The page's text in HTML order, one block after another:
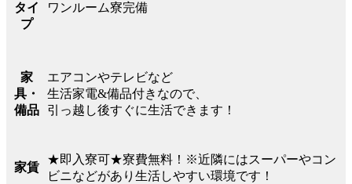
タイ
プ
ワンルーム寮完備
家
具・
備品
エアコンやテレビなど
生活家電&備品付きなので、
引っ越し後すぐに生活できます！
家賃
★即入寮可★寮費無料！※近隣にはスーパーやコン
ビニなどがあり生活しやすい環境です！